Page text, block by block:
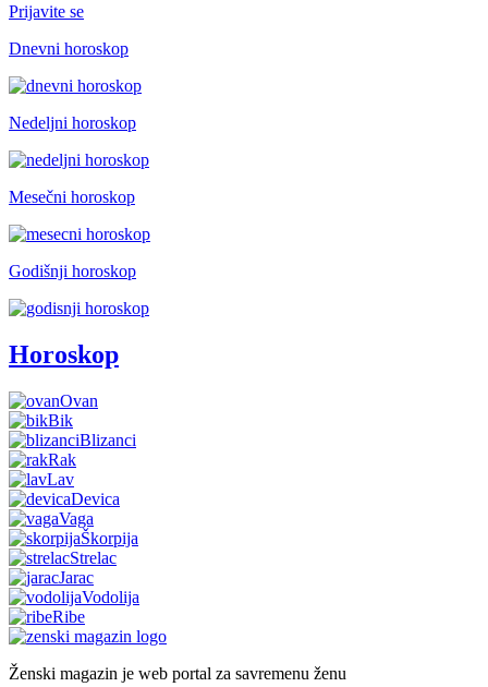
Prijavite se
Dnevni horoskop
Nedeljni horoskop
Mesečni horoskop
Godišnji horoskop
Horoskop
Ovan
Bik
Blizanci
Rak
Lav
Devica
Vaga
Škorpija
Strelac
Jarac
Vodolija
Ribe
Ženski magazin je web portal za savremenu ženu